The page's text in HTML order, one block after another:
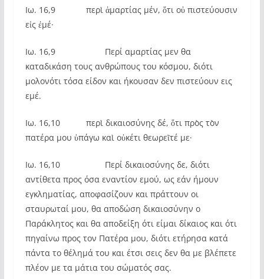
Ιω. 16,9 περὶ ἁμαρτίας μέν, ὅτι οὐ πιστεύουσιν
εἰς ἐμέ·
Ιω. 16,9 Περί αμαρτίας μεν θα
καταδικάση τους ανθρώπους του κόσμου, διότι
μολονότι τόσα είδον και ήκουσαν δεν πιστεύουν εις
εμέ.
Ιω. 16,10 περὶ δικαιοσύνης δέ, ὅτι πρὸς τὸν
πατέρα μου ὑπάγω καὶ οὐκέτι θεωρεῖτέ με·
Ιω. 16,10 Περί δικαιοσύνης δε, διότι
αντίθετα προς όσα εναντίον εμού, ως εάν ήμουν
εγκληματίας, αποφασίζουν και πράττουν οι
σταυρωταί μου, θα αποδώση δικαιοσύνην ο
Παράκλητος και θα αποδείξη ότι είμαι δίκαιος και ότι
πηγαίνω προς τον Πατέρα μου, διότι ετήρησα κατά
πάντα το θέλημά του και έτσι σεις δεν θα με βλέπετε
πλέον με τα μάτια του σώματός σας.